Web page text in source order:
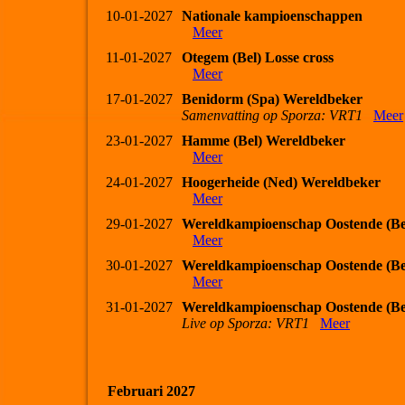
10-01-2027 Nationale kampioenschappen
Meer
11-01-2027
Otegem (Bel) Losse cross
Meer
17-01-2027 Benidorm (Spa) Wereldbeker
Samenvatting op Sporza: VRT1
Meer
23-01-2027 Hamme (Bel) Wereldbeker
Meer
24-01-2027 Hoogerheide (Ned) Wereldbeker
Meer
29-01-2027 Wereldkampioenschap Oostende
Meer
30-01-2027 Wereldkampioenschap Oostende
Meer
31-01-2027 Wereldkampioenschap Oostende
Live op Sporza: VRT1
Meer
Februari 2027